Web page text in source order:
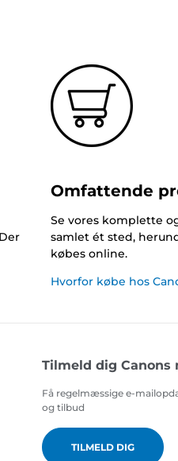
Omfattende
Se vores komplette
samlet ét sted,
købes online.
Hvorfor købe hos
Tilmeld dig Canons
Få regelmæssige e-
og tilbud
TILMELD DIG